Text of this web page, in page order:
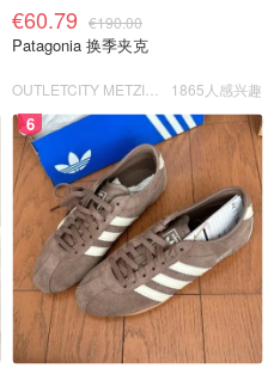
€60.79 €190.00
Patagonia 换季夹克
1865人感兴趣
6